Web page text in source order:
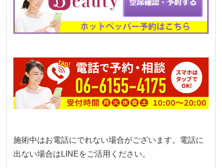
施術中はお電話にでれない場合がございます。電話に
出ない場合はLINEをご活用ください。